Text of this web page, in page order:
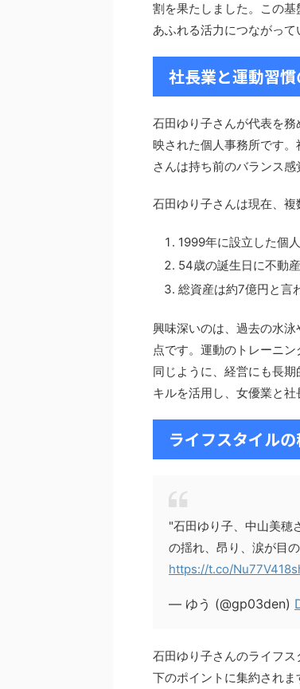
割を果たしました。この
あふれる活力につながって
社長業と運動習
石田ゆり子さんが代表を
映された個人事務所です
さんは持ち前のバランス感
石田ゆり子さんは現在、複
1999年に設立した個
54歳の誕生日に不動
総資産は約7億円と言
興味深いのは、過去の水
点です。運動のトレーニ
同じように、経営にも長
キルを活用し、女優業と社
ライフスタイル
"石田ゆり子、中山美穂
の揺れ、昂り、涙が目
https://t.co/
— ゆう (@gp03den)
石田ゆり子さんのライフ
下のポイントに集約されま